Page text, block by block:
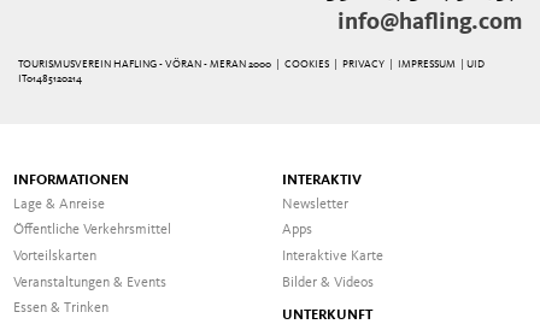
info@hafling.com
TOURISMUSVEREIN HAFLING - VÖRAN - MERAN 2000 | COOKIES PRIVACY IMPRESSUM
| UID
IT01485120214
INFORMATIONEN
Lage & Anreise
Öffentliche Verkehrsmittel
Vorteilskarten
Veranstaltungen & Events
Essen & Trinken
INTERAKTIV
Newsletter
Apps
Interaktive Karte
Bilder & Videos
UNTERKUNFT